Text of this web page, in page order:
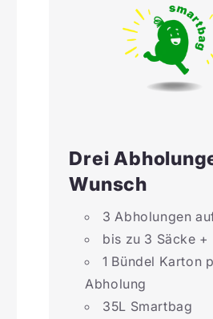
Drei
Wunsch
3 Abholungen
bis zu 3 Säcke +
1 Bündel Karton
Abholung
35L Smartbag